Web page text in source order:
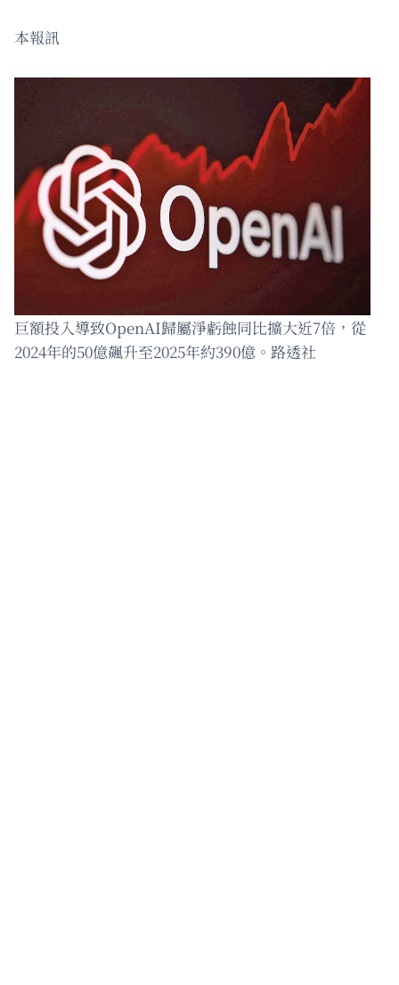
本報訊
巨額投入導致OpenAI歸屬淨虧蝕同比擴大近7倍，從
2024年的50億飆升至2025年約390億。路透社